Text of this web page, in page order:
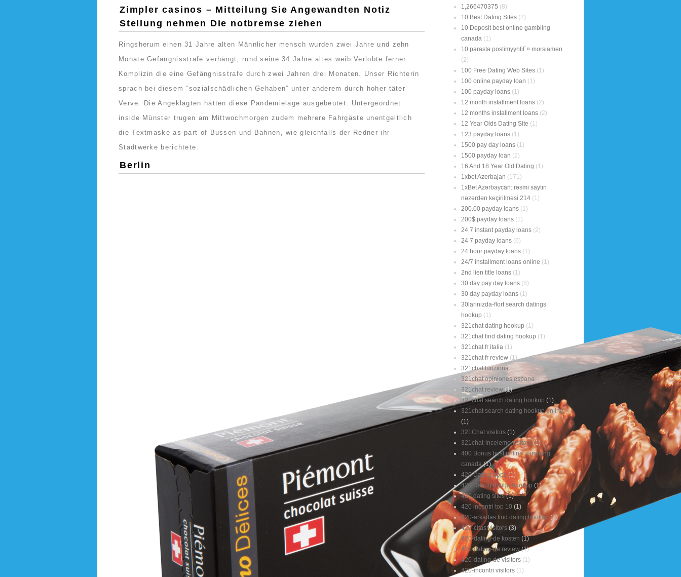
Zimpler casinos – Mitteilung Sie Angewandten Notiz
Stellung nehmen Die notbremse ziehen
Ringsherum einen 31 Jahre alten Männlicher mensch wurden zwei Jahre und zehn
Monate Gefängnisstrafe verhängt, rund seine 34 Jahre altes weib Verlobte ferner
Komplizin die eine Gefängnisstrafe durch zwei Jahren drei Monaten. Unser Richterin
sprach bei diesem “sozialschädlichen Gehaben” unter anderem durch hoher täter
Verve. Die Angeklagten hätten diese Pandemielage ausgebeutet. Untergeordnet
inside Münster trugen am Mittwochmorgen zudem mehrere Fahrgäste unentgeltlich
die Textmaske as part of Bussen und Bahnen, wie gleichfalls der Redner ihr
Stadtwerke berichtete.
Berlin
1,266470375 (8)
10 Best Dating Sites (2)
10 Deposit best online gambling
canada (1)
10 parasta postimyyntiГ¤ morsiamen
(2)
100 Free Dating Web Sites (1)
100 online payday loan (1)
100 payday loans (1)
12 month installment loans (2)
12 months installment loans (2)
12 Year Olds Dating Site (1)
123 payday loans (1)
1500 pay day loans (1)
1500 payday loan (2)
16 And 18 Year Old Dating (1)
1xbet Azerbajan (171)
1xBet Azərbaycan: rəsmi saytın
nəzərdən keçirilməsi 214 (1)
200.00 payday loans (1)
200$ payday loans (1)
24 7 instant payday loans (2)
24 7 payday loans (6)
24 hour payday loans (1)
24/7 installment loans online (1)
2nd lien title loans (1)
30 day pay day loans (8)
30 day payday loans (1)
30larinizda-flort search datings
hookup (1)
321chat dating hookup (1)
321chat find dating hookup (1)
321chat fr italia (1)
321chat fr review (1)
321chat funziona(1)
321chat opiniones espana (1)
321chat review(1)
321chat search dating hookup (1)
321chat search dating hookup online
(1)
321Chat visitors (1)
321chat-inceleme visitors(1)
400 Bonus best online gambling
canada(1)
420 Dating apps (1)
420 Dating dating hookup (1)
420 dating sites(1)
420 incontri top 10 (1)
420-arkadas find dating hookup (1)
420-citas visitors (3)
420-dating-de kosten (1)
420-dating-de review(1)
420-dating-de visitors (1)
420-incontri visitors (1)